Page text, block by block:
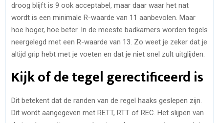
droog blijft is 9 ook acceptabel, maar daar waar het nat
wordt is een minimale R-waarde van 11 aanbevolen. Maar
hoe hoger, hoe beter. In de meeste badkamers worden tegels
neergelegd met een R-waarde van 13. Zo weet je zeker dat je
altijd grip hebt met je voeten en dat je niet snel zult uitglijden.
Kijk of de tegel gerectificeerd is
Dit betekent dat de randen van de regel haaks geslepen zijn.
Dit wordt aangegeven met RETT, RTT of REC. Het slijpen van